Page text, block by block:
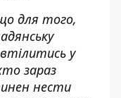
для того,
у
зараз
нести